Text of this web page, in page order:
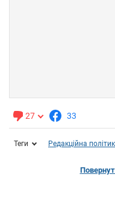
27 33
Теги Редакційна